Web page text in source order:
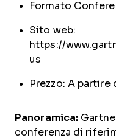
Formato
Sito web:
https://
us
Prezzo: A partire
Panoramica:
conferenza di